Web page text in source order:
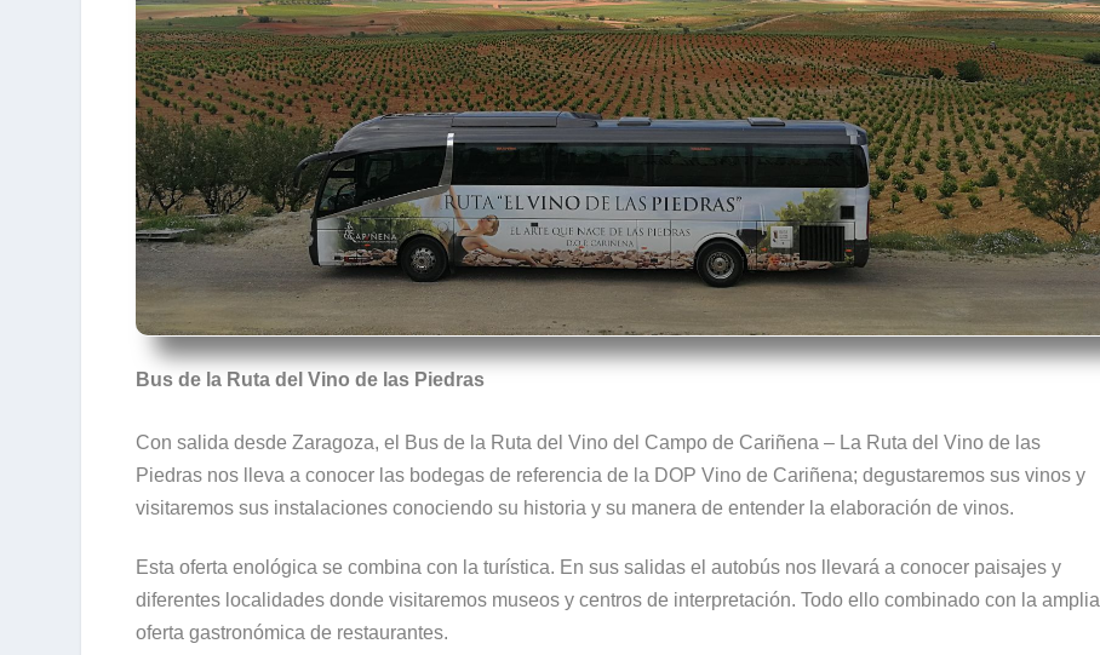
Bus de la Ruta del Vino de las Piedras
Con salida desde Zaragoza, el Bus de la Ruta del Vino del Campo de Cariñena – La Ruta del Vino de las
Piedras nos lleva a conocer las bodegas de referencia de la DOP Vino de Cariñena; degustaremos sus vinos y
visitaremos sus instalaciones conociendo su historia y su manera de entender la elaboración de vinos.
Esta oferta enológica se combina con la turística. En sus salidas el autobús nos llevará a conocer paisajes y
diferentes localidades donde visitaremos museos y centros de interpretación. Todo ello combinado con la amplia
oferta gastronómica de restaurantes.